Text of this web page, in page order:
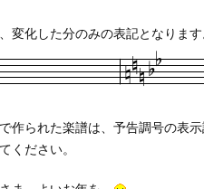
変化した分のみの表記となります
作られた楽譜は、予告調号の表
ください。